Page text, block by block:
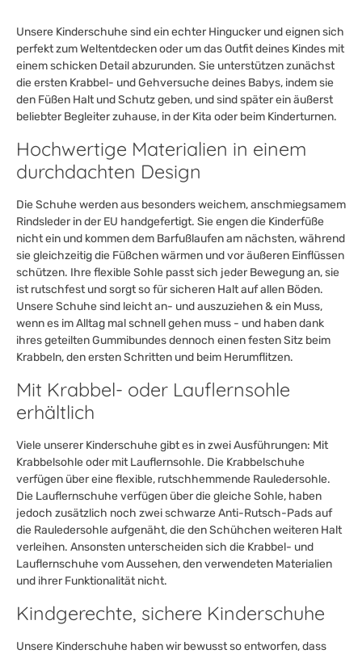
Unsere Kinderschuhe sind ein echter Hingucker und eignen sich
perfekt zum Weltentdecken oder um das Outfit deines Kindes mit
einem schicken Detail abzurunden. Sie unterstützen zunächst
die ersten Krabbel- und Gehversuche deines Babys, indem sie
den Füßen Halt und Schutz geben, und sind später ein äußerst
beliebter Begleiter zuhause, in der Kita oder beim Kinderturnen.
Hochwertige Materialien in einem
durchdachten Design
Die Schuhe werden aus besonders weichem, anschmiegsamem
Rindsleder in der EU handgefertigt. Sie engen die Kinderfüße
nicht ein und kommen dem Barfußlaufen am nächsten, während
sie gleichzeitig die Füßchen wärmen und vor äußeren Einflüssen
schützen. Ihre flexible Sohle passt sich jeder Bewegung an, sie
ist rutschfest und sorgt so für sicheren Halt auf allen Böden.
Unsere Schuhe sind leicht an- und auszuziehen & ein Muss,
wenn es im Alltag mal schnell gehen muss - und haben dank
ihres geteilten Gummibundes dennoch einen festen Sitz beim
Krabbeln, den ersten Schritten und beim Herumflitzen.
Mit Krabbel- oder Lauflernsohle
erhältlich
Viele unserer Kinderschuhe gibt es in zwei Ausführungen: Mit
Krabbelsohle oder mit Lauflernsohle. Die Krabbelschuhe
verfügen über eine flexible, rutschhemmende Rauledersohle.
Die Lauflernschuhe verfügen über die gleiche Sohle, haben
jedoch zusätzlich noch zwei schwarze Anti-Rutsch-Pads auf
die Rauledersohle aufgenäht, die den Schühchen weiteren Halt
verleihen. Ansonsten unterscheiden sich die Krabbel- und
Lauflernschuhe vom Aussehen, den verwendeten Materialien
und ihrer Funktionalität nicht.
Kindgerechte, sichere Kinderschuhe
Unsere Kinderschuhe haben wir bewusst so entworfen, dass